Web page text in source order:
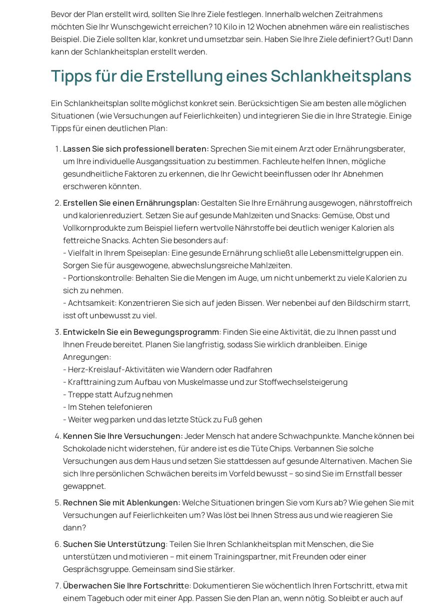
Bevor der Plan erstellt wird, sollten Sie Ihre Ziele festlegen. Innerhalb welchen Zeitrahmens
möchten Sie Ihr Wunschgewicht erreichen? 10 Kilo in 12 Wochen abnehmen wäre ein realistisches
Beispiel. Die Ziele sollten klar, konkret und umsetzbar sein. Haben Sie Ihre Ziele definiert? Gut! Dann
kann der Schlankheitsplan erstellt werden.
Tipps für die Erstellung eines Schlankheitsplans
Ein Schlankheitsplan sollte möglichst konkret sein. Berücksichtigen Sie am besten alle möglichen
Situationen (wie Versuchungen auf Feierlichkeiten) und integrieren Sie die in Ihre Strategie. Einige
Tipps für einen deutlichen Plan:
Lassen Sie sich professionell beraten:Sprechen Sie mit einem Arzt oder Ernährungsberater,
um Ihre individuelle Ausgangssituation zu bestimmen. Fachleute helfen Ihnen, mögliche
gesundheitliche Faktoren zu erkennen, die Ihr Gewicht beeinflussen oder Ihr Abnehmen
erschweren könnten.
Erstellen Sie einen Ernährungsplan:Gestalten Sie Ihre Ernährung ausgewogen, nährstoffreich
und kalorienreduziert. Setzen Sie auf gesunde Mahlzeiten und Snacks: Gemüse, Obst und
Vollkornprodukte zum Beispiel liefern wertvolle Nährstoffe bei deutlich weniger Kalorien als
fettreiche Snacks. Achten Sie besonders auf:
- Vielfalt in Ihrem Speiseplan: Eine gesunde Ernährung schließt alle Lebensmittelgruppen ein.
Sorgen Sie für ausgewogene, abwechslungsreiche Mahlzeiten.
- Portionskontrolle: Behalten Sie die Mengen im Auge, um nicht unbemerkt zu viele Kalorien zu
sich zu nehmen.
- Achtsamkeit: Konzentrieren Sie sich auf jeden Bissen. Wer nebenbei auf den Bildschirm starrt,
isst oft unbewusst zu viel.
Entwickeln Sie ein Bewegungsprogramm: Finden Sie eine Aktivität, die zu Ihnen passt und
Ihnen Freude bereitet. Planen Sie langfristig, sodass Sie wirklich dranbleiben. Einige
Anregungen:
- Herz-Kreislauf-Aktivitäten wie Wandern oder Radfahren
- Krafttraining zum Aufbau von Muskelmasse und zur Stoffwechselsteigerung
- Treppe statt Aufzug nehmen
- Im Stehen telefonieren
- Weiter weg parken und das letzte Stück zu Fuß gehen
Kennen Sie Ihre Versuchungen:Jeder Mensch hat andere Schwachpunkte. Manche können bei
Schokolade nicht widerstehen, für andere ist es die Tüte Chips. Verbannen Sie solche
Versuchungen aus dem Haus und setzen Sie stattdessen auf gesunde Alternativen. Machen Sie
sich Ihre persönlichen Schwächen bereits im Vorfeld bewusst – so sind Sie im Ernstfall besser
gewappnet.
Rechnen Sie mit Ablenkungen:Welche Situationen bringen Sie vom Kurs ab? Wie gehen Sie mit
Versuchungen auf Feierlichkeiten um? Was löst bei Ihnen Stress aus und wie reagieren Sie
dann?
Suchen Sie Unterstützung: Teilen Sie Ihren Schlankheitsplan mit Menschen, die Sie
unterstützen und motivieren – mit einem Trainingspartner, mit Freunden oder einer
Gesprächsgruppe. Gemeinsam sind Sie stärker.
Überwachen Sie Ihre Fortschritte: Dokumentieren Sie wöchentlich Ihren Fortschritt, etwa mit
einem Tagebuch oder mit einer App. Passen Sie den Plan an, wenn nötig. So bleibt er auch auf